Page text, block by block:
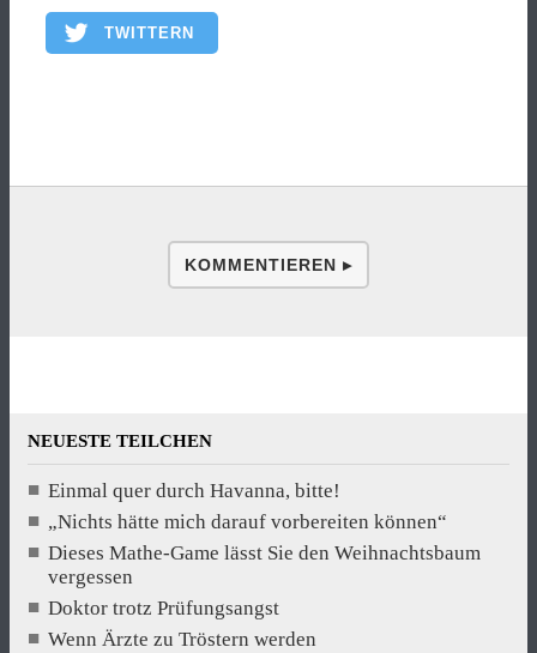
TWITTERN
KOMMENTIEREN ▸
NEUESTE TEILCHEN
Einmal quer durch Havanna, bitte!
„Nichts hätte mich darauf vorbereiten können“
Dieses Mathe-Game lässt Sie den Weihnachtsbaum
vergessen
Doktor trotz Prüfungsangst
Wenn Ärzte zu Tröstern werden